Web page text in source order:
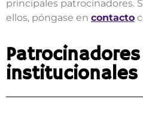
principales patrocinadores.
ellos, póngase en contacto
Patrocinadores
institucionales